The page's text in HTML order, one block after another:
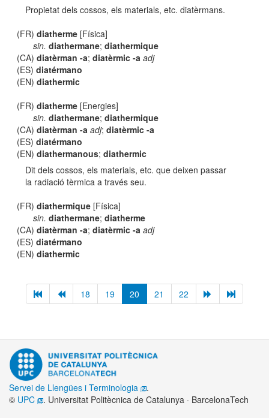
Propietat dels cossos, els materials, etc. diatèrmans.
(FR)diatherme [Física]
sin. diathermane; diathermique
(CA)diatèrman -a;diatèrmic -a adj
(ES)diatérmano
(EN)diathermic
(FR)diatherme [Energies]
sin. diathermane; diathermique
(CA)diatèrman -a adj;diatèrmic -a
(ES)diatérmano
(EN)diathermanous;diathermic
Dit dels cossos, els materials, etc. que deixen passar
la radiació tèrmica a través seu.
(FR)diathermique [Física]
sin. diathermane; diatherme
(CA)diatèrman -a;diatèrmic -a adj
(ES)diatérmano
(EN)diathermic
18 19 20 21 22
Servei de Llengües i Terminologia
.
© UPC . Universitat Politècnica de Catalunya · BarcelonaTech